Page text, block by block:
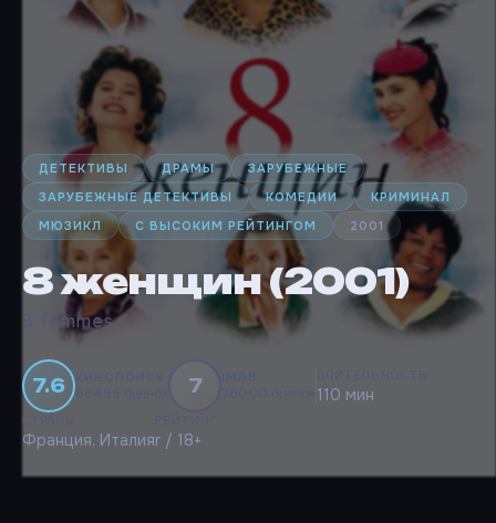
ДЕТЕКТИВЫ ДРАМЫ
ЗАРУБЕЖНЫЕ
ЗАРУБЕЖНЫЕ ДЕТЕКТИВЫ
КОМЕДИИ
КРИМИНАЛ
МЮЗИКЛ
С ВЫСОКИМ РЕЙТИНГОМ 2001
8 женщин (2001)
8 femmes
7.6 7 110 мин
СТРАНЫ
Франция, Италияr / 18+